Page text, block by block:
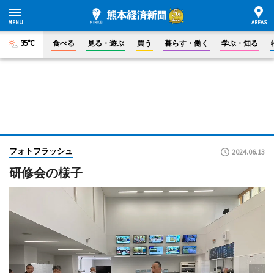
35°C 食べる 見る・遊ぶ 買う 暮らす・働く 学ぶ・知る
フォトフラッシュ 2024.06.13
研修会の様子